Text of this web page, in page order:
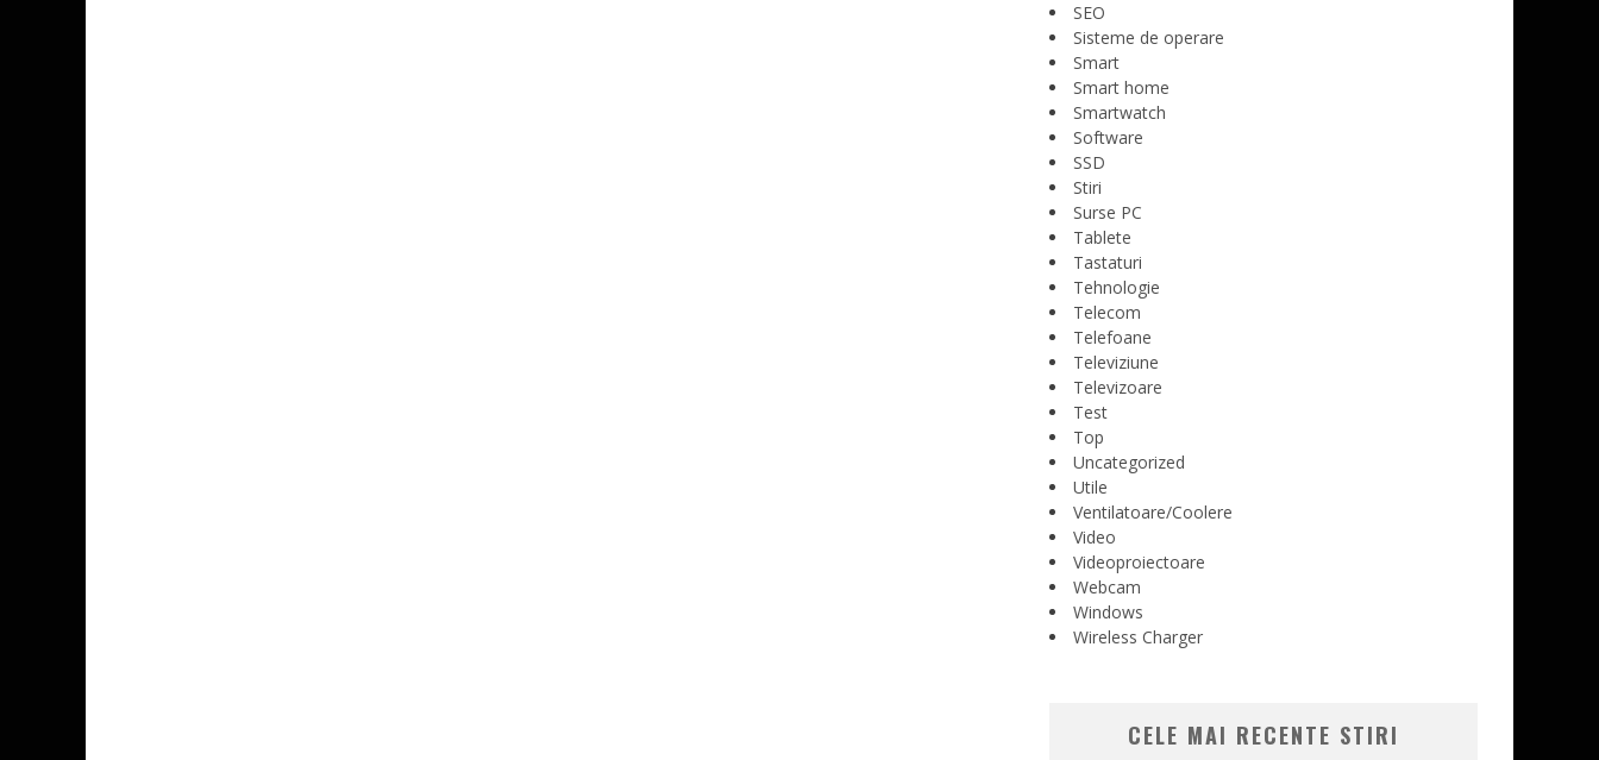
SEO
Sisteme de operare
Smart
Smart home
Smartwatch
Software
SSD
Stiri
Surse PC
Tablete
Tastaturi
Tehnologie
Telecom
Telefoane
Televiziune
Televizoare
Test
Top
Uncategorized
Utile
Ventilatoare/Coolere
Video
Videoproiectoare
Webcam
Windows
Wireless Charger
CELE MAI RECENTE STIRI